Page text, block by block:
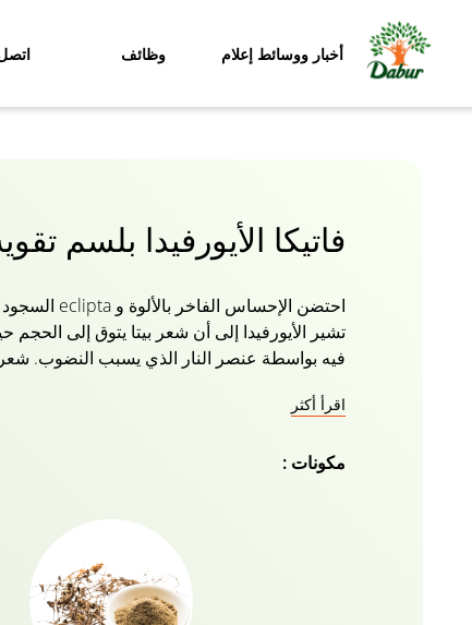
أخبار ووسائط إعلام وظائف
فاتيكا الأيورفيدا بلسم
تشير الأيورفيدا إلى أن شعر بيتا يتوق إلى الحجم
فيه بواسطة عنصر النار الذي يسبب النضوب.
تكسر الأطراف وتقصفها. اصنعي بلسم فاتيكا
يتم مزجه بأعشاب الأيورفيدا والمستخلصات
اقرأ أكثر
مكونات :